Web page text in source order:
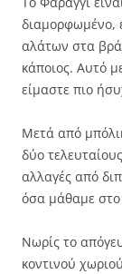
διαμορφωμένο,
αλάτων στα
κάποιος. Αυτό
είμαστε πιο
Μετά από
δύο
αλλαγές από
όσα μάθαμε στο
Νωρίς το
κοντινού